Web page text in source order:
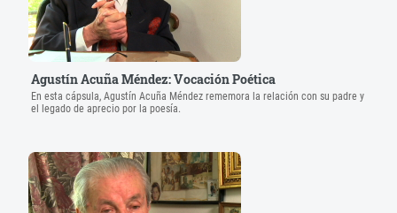
Agustín Acuña Méndez: Vocación Poética
En esta cápsula, Agustín Acuña Méndez rememora la relación con su padre y
el legado de aprecio por la poesía.